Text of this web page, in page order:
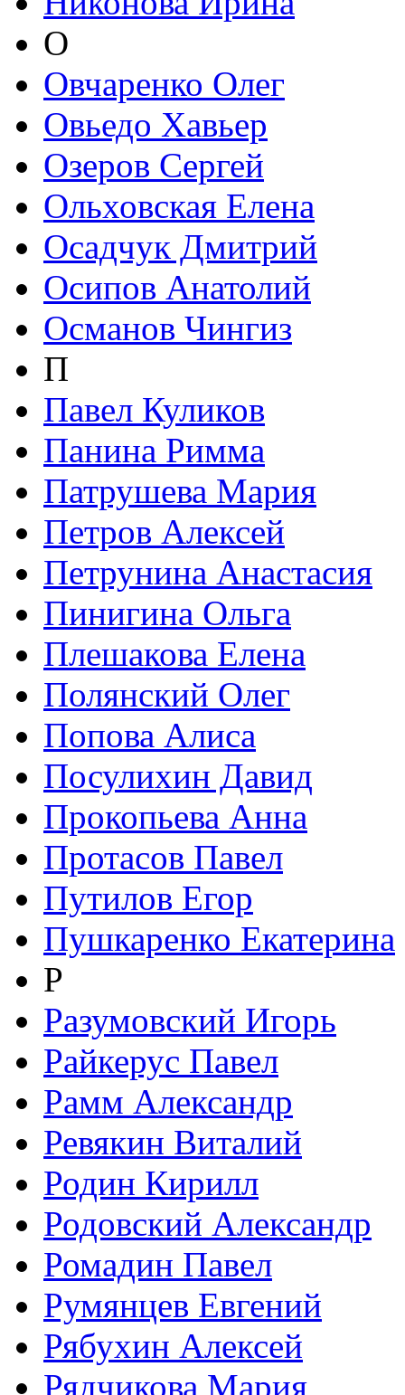
О
Овчаренко Олег
Овьедо Хавьер
Озеров Сергей
Ольховская Елена
Осадчук Дмитрий
Осипов Анатолий
Османов Чингиз
П
Павел Куликов
Панина Римма
Патрушева Мария
Петров Алексей
Петрунина Анастасия
Пинигина Ольга
Плешакова Елена
Полянский Олег
Попова Алиса
Посулихин Давид
Прокопьева Анна
Протасов Павел
Путилов Егор
Пушкаренко Екатерина
Р
Разумовский Игорь
Райкерус Павел
Рамм Александр
Ревякин Виталий
Родин Кирилл
Родовский Александр
Ромадин Павел
Румянцев Евгений
Рябухин Алексей
Рядчикова Мария